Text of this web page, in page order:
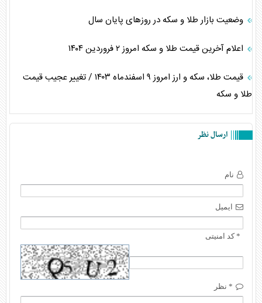
وضعیت بازار طلا و سکه در روز‌های پایان سال
اعلام آخرین قیمت طلا و سکه امروز ٢ فروردین ١۴٠۴
قیمت طلا، سکه و ارز امروز ۹ اسفندماه ۱۴۰۳ / تغییر عجیب قیمت
طلا و سکه
ارسال نظر
نام
ایمیل
* کد امنیتی
* نظر